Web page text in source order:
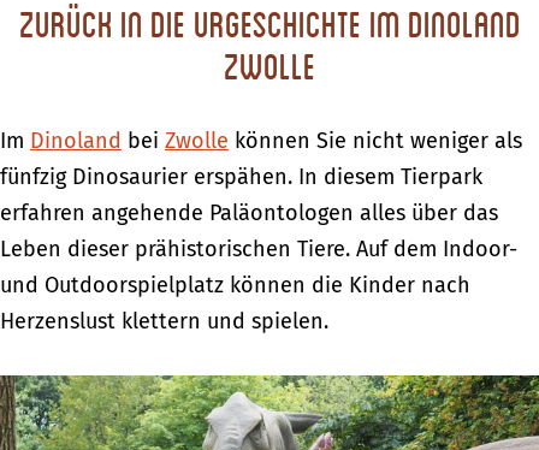
Zurück in die Urgeschichte im Dinoland
Zwolle
Im Dinoland bei Zwolle können Sie nicht weniger als
fünfzig Dinosaurier erspähen. In diesem Tierpark
erfahren angehende Paläontologen alles über das
Leben dieser prähistorischen Tiere. Auf dem Indoor-
und Outdoorspielplatz können die Kinder nach
Herzenslust klettern und spielen.